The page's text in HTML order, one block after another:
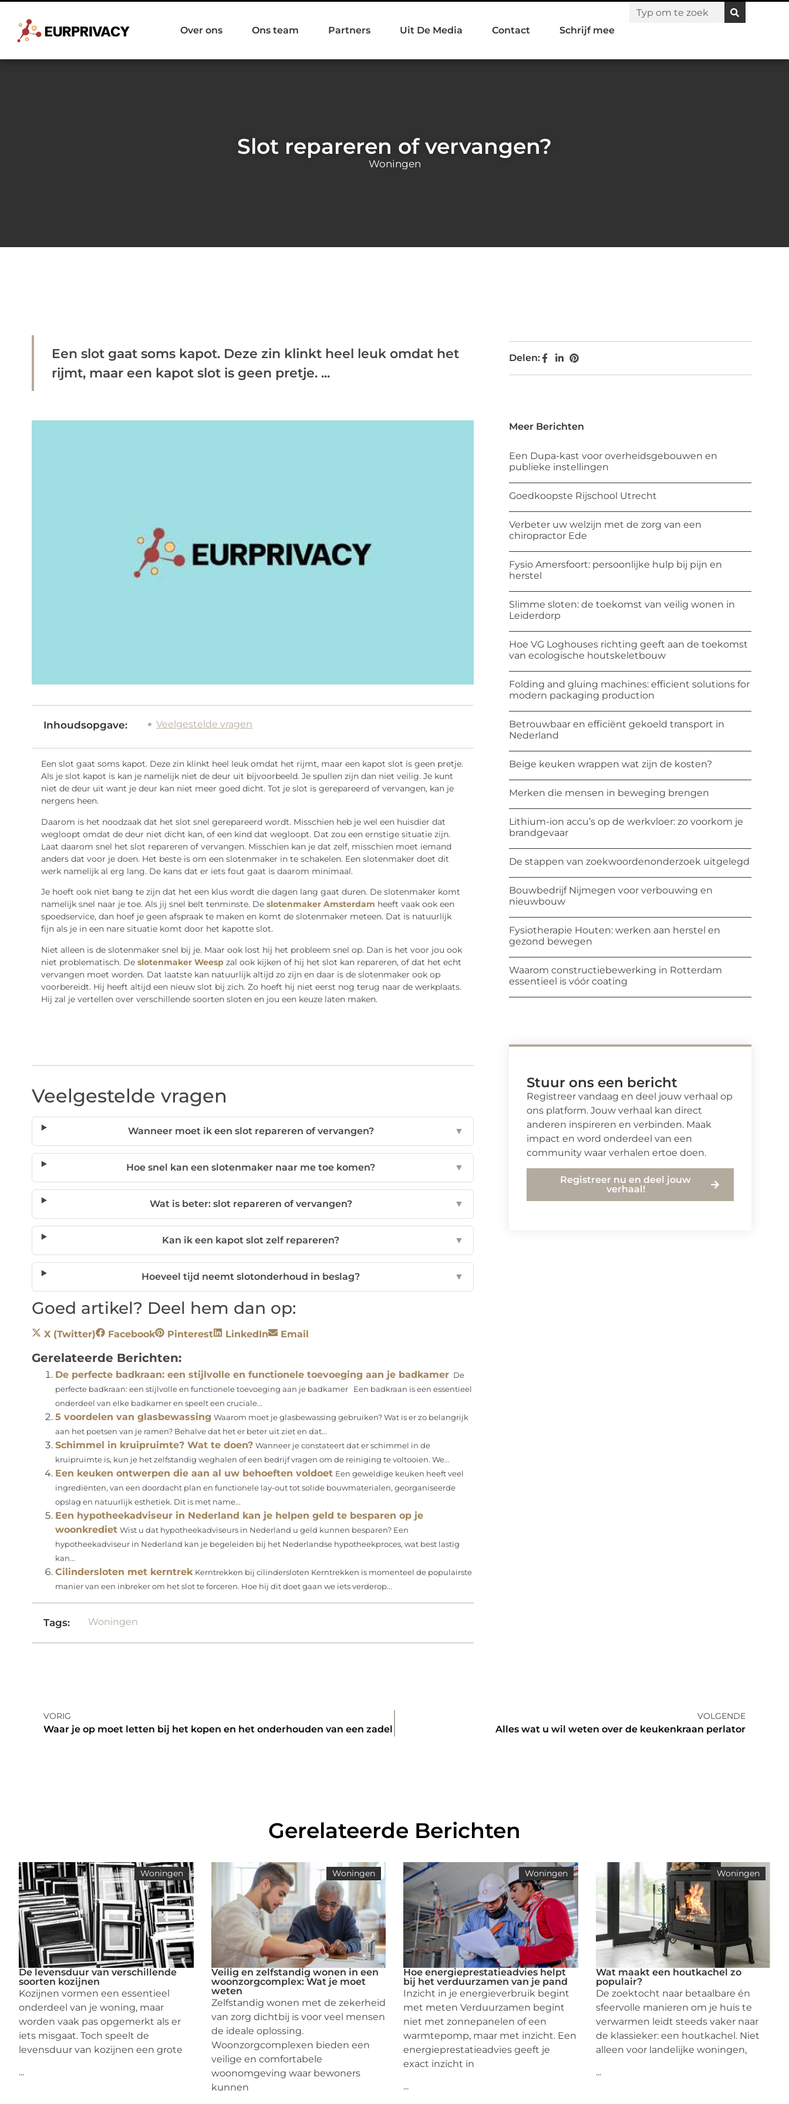
Over ons Ons team Partners Uit De Media Contact Schrijf mee
Slot repareren of vervangen?
Woningen
Een slot gaat soms kapot. Deze zin klinkt heel leuk omdat het
rijmt, maar een kapot slot is geen pretje. ...
Inhoudsopgave: Veelgestelde vragen
Een slot gaat soms kapot. Deze zin klinkt heel leuk omdat het rijmt, maar een kapot slot is geen pretje.
Als je slot kapot is kan je namelijk niet de deur uit bijvoorbeeld. Je spullen zijn dan niet veilig. Je kunt
niet de deur uit want je deur kan niet meer goed dicht. Tot je slot is gerepareerd of vervangen, kan je
nergens heen.
Daarom is het noodzaak dat het slot snel gerepareerd wordt. Misschien heb je wel een huisdier dat
wegloopt omdat de deur niet dicht kan, of een kind dat wegloopt. Dat zou een ernstige situatie zijn.
Laat daarom snel het slot repareren of vervangen. Misschien kan je dat zelf, misschien moet iemand
anders dat voor je doen. Het beste is om een slotenmaker in te schakelen. Een slotenmaker doet dit
werk namelijk al erg lang. De kans dat er iets fout gaat is daarom minimaal.
Je hoeft ook niet bang te zijn dat het een klus wordt die dagen lang gaat duren. De slotenmaker komt
namelijk snel naar je toe. Als jij snel belt tenminste. De slotenmaker Amsterdam heeft vaak ook een
spoedservice, dan hoef je geen afspraak te maken en komt de slotenmaker meteen. Dat is natuurlijk
fijn als je in een nare situatie komt door het kapotte slot.
Niet alleen is de slotenmaker snel bij je. Maar ook lost hij het probleem snel op. Dan is het voor jou ook
niet problematisch. De slotenmaker Weespzal ook kijken of hij het slot kan repareren, of dat het echt
vervangen moet worden. Dat laatste kan natuurlijk altijd zo zijn en daar is de slotenmaker ook op
voorbereidt. Hij heeft altijd een nieuw slot bij zich. Zo hoeft hij niet eerst nog terug naar de werkplaats.
Hij zal je vertellen over verschillende soorten sloten en jou een keuze laten maken.
Veelgestelde vragen
Wanneer moet ik een slot repareren of vervangen? ▼
Hoe snel kan een slotenmaker naar me toe komen? ▼
Wat is beter: slot repareren of vervangen? ▼
Kan ik een kapot slot zelf repareren? ▼
Hoeveel tijd neemt slotonderhoud in beslag? ▼
Goed artikel? Deel hem dan op:
X (Twitter) Facebook Pinterest LinkedIn Email
Gerelateerde Berichten:
De perfecte badkraan: een stijlvolle en functionele toevoeging aan je badkamer De
perfecte badkraan: een stijlvolle en functionele toevoeging aan je badkamer Een badkraan is een essentieel
onderdeel van elke badkamer en speelt een cruciale...
5 voordelen van glasbewassing Waarom moet je glasbewassing gebruiken? Wat is er zo belangrijk
aan het poetsen van je ramen? Behalve dat het er beter uit ziet en dat...
Schimmel in kruipruimte? Wat te doen? Wanneer je constateert dat er schimmel in de
kruipruimte is, kun je het zelfstandig weghalen of een bedrijf vragen om de reiniging te voltooien. We...
Een keuken ontwerpen die aan al uw behoeften voldoet Een geweldige keuken heeft veel
ingrediënten, van een doordacht plan en functionele lay-out tot solide bouwmaterialen, georganiseerde
opslag en natuurlijk esthetiek. Dit is met name...
Een hypotheekadviseur in Nederland kan je helpen geld te besparen op je
woonkrediet Wist u dat hypotheekadviseurs in Nederland u geld kunnen besparen? Een
hypotheekadviseur in Nederland kan je begeleiden bij het Nederlandse hypotheekproces, wat best lastig
kan...
Cilindersloten met kerntrek Kerntrekken bij cilindersloten Kerntrekken is momenteel de populairste
manier van een inbreker om het slot te forceren. Hoe hij dit doet gaan we iets verderop...
Tags: Woningen
Delen:
Meer Berichten
Een Dupa-kast voor overheidsgebouwen en
publieke instellingen
Goedkoopste Rijschool Utrecht
Verbeter uw welzijn met de zorg van een
chiropractor Ede
Fysio Amersfoort: persoonlijke hulp bij pijn en
herstel
Slimme sloten: de toekomst van veilig wonen in
Leiderdorp
Hoe VG Loghouses richting geeft aan de toekomst
van ecologische houtskeletbouw
Folding and gluing machines: efficient solutions for
modern packaging production
Betrouwbaar en efficiënt gekoeld transport in
Nederland
Beige keuken wrappen wat zijn de kosten?
Merken die mensen in beweging brengen
Lithium-ion accu’s op de werkvloer: zo voorkom je
brandgevaar
De stappen van zoekwoordenonderzoek uitgelegd
Bouwbedrijf Nijmegen voor verbouwing en
nieuwbouw
Fysiotherapie Houten: werken aan herstel en
gezond bewegen
Waarom constructiebewerking in Rotterdam
essentieel is vóór coating
Stuur ons een bericht
Registreer vandaag en deel jouw verhaal op
ons platform. Jouw verhaal kan direct
anderen inspireren en verbinden. Maak
impact en word onderdeel van een
community waar verhalen ertoe doen.
Registreer nu en deel jouw
verhaal!
VORIG
Waar je op moet letten bij het kopen en het onderhouden van een zadel
VOLGENDE
Alles wat u wil weten over de keukenkraan perlator
Gerelateerde Berichten
Woningen
De levensduur van verschillende
soorten kozijnen
Kozijnen vormen een essentieel
onderdeel van je woning, maar
worden vaak pas opgemerkt als er
iets misgaat. Toch speelt de
levensduur van kozijnen een grote
...
Woningen
Veilig en zelfstandig wonen in een
woonzorgcomplex: Wat je moet
weten
Zelfstandig wonen met de zekerheid
van zorg dichtbij is voor veel mensen
de ideale oplossing.
Woonzorgcomplexen bieden een
veilige en comfortabele
woonomgeving waar bewoners
kunnen
Woningen
Hoe energieprestatieadvies helpt
bij het verduurzamen van je pand
Inzicht in je energieverbruik begint
met meten Verduurzamen begint
niet met zonnepanelen of een
warmtepomp, maar met inzicht. Een
energieprestatieadvies geeft je
exact inzicht in
...
Woningen
Wat maakt een houtkachel zo
populair?
De zoektocht naar betaalbare én
sfeervolle manieren om je huis te
verwarmen leidt steeds vaker naar
de klassieker: een houtkachel. Niet
alleen voor landelijke woningen,
...